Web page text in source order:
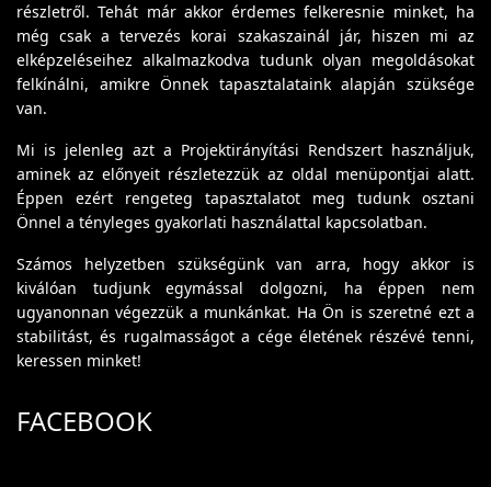
részletről. Tehát már akkor érdemes felkeresnie minket, ha
még csak a tervezés korai szakaszainál jár, hiszen mi az
elképzeléseihez alkalmazkodva tudunk olyan megoldásokat
felkínálni, amikre Önnek tapasztalataink alapján szüksége
van.
Mi is jelenleg azt a Projektirányítási Rendszert használjuk,
aminek az előnyeit részletezzük az oldal menüpontjai alatt.
Éppen ezért rengeteg tapasztalatot meg tudunk osztani
Önnel a tényleges gyakorlati használattal kapcsolatban.
Számos helyzetben szükségünk van arra, hogy akkor is
kiválóan tudjunk egymással dolgozni, ha éppen nem
ugyanonnan végezzük a munkánkat. Ha Ön is szeretné ezt a
stabilitást, és rugalmasságot a cége életének részévé tenni,
keressen minket!
FACEBOOK